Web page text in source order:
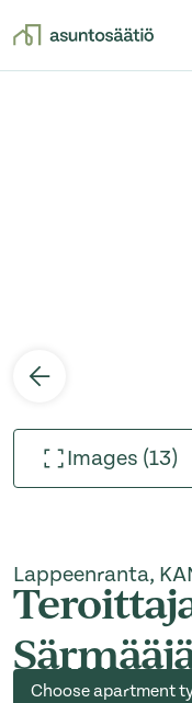
Images (13)
Lappeenranta,
Choose apartment